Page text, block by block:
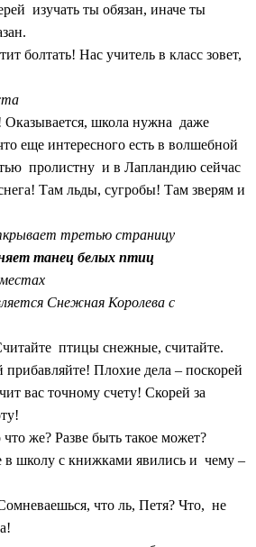
изучать ты обязан, иначе ты
болтать! Нас учитель в класс зовет,
Оказывается, школа нужна даже
еще интересного есть в волшебной
пролистну и в Лапландию сейчас
Там льды, сугробы! Там зверям и
третью страницу
танец белых птиц
Снежная Королева с
птицы снежные, считайте.
Плохие дела – поскорей
вас точному счету! Скорей за
же? Разве быть такое может?
школу с книжками явились и чему –
что ль, Петя? Что, не